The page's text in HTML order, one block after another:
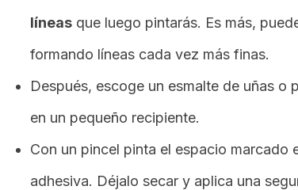
líneas que luego pintarás. Es más,
formando líneas cada vez más finas.
Después, escoge un esmalte de uñas o
en un pequeño recipiente.
Con un pincel pinta el espacio marcado
adhesiva. Déjalo secar y aplica una